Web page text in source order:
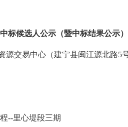
中标候选人公示 （暨中标结果公示）
源交易中心（建宁县闽江源北路5号
--里心堤段三期